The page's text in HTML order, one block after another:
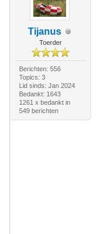
Tijanus
Toerder
Berichten: 556
Topics: 3
Lid sinds: Jan 2024
Bedankt: 1643
1261 x bedankt in
549 berichten